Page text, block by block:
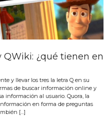
QWiki: ¿qué tienen en
y llevar los tres la letra Q en su
de buscar información online y
información al usuario. Quora, la
en forma de preguntas
[…]